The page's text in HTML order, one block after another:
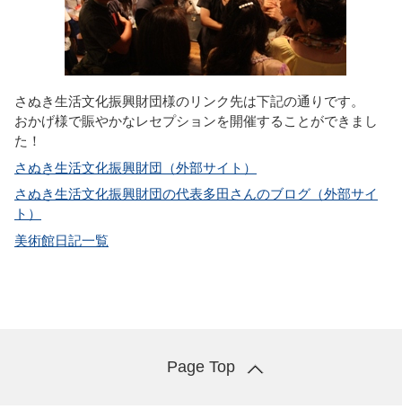
さぬき生活文化振興財団様のリンク先は下記の通りです。
おかげ様で賑やかなレセプションを開催することができまし
た！
さぬき生活文化振興財団（外部サイト）
さぬき生活文化振興財団の代表多田さんのブログ（外部サイ
ト）
美術館日記一覧
Page Top